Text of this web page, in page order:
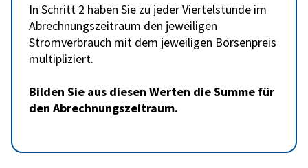
In Schritt 2 haben Sie zu jeder Viertelstunde im
Abrechnungszeitraum den jeweiligen
Stromverbrauch mit dem jeweiligen Börsenpreis
multipliziert.
Bilden Sie aus diesen Werten die Summe für
den Abrechnungszeitraum.